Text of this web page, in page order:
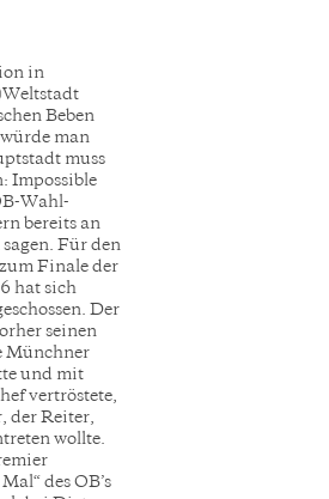
in
Beben
man
muss
Impossible
Wahl-
bereits an
Für den
Finale der
hat sich
Der
seinen
Münchner
und mit
vertröstete,
der Reiter,
wollte.
des OB’s